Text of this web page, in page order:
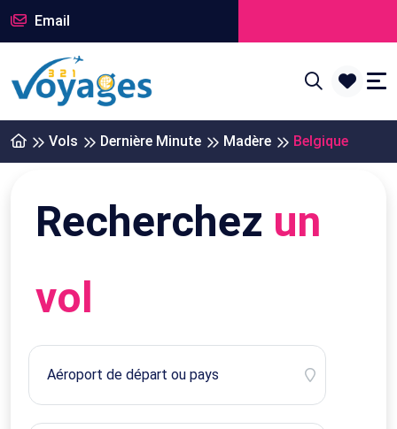
Email
Vols Dernière Minute Madère Belgique
Recherchez un
vol